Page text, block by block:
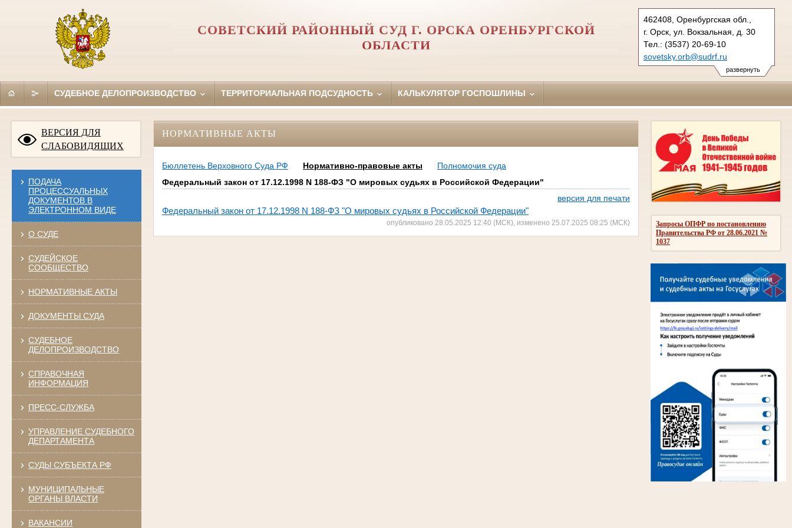
развернуть
462408, Оренбургская обл.,
г. Орск, ул. Вокзальная, д. 30
Тел.: (3537) 20-69-10
sovetsky.orb@sudrf.ru
СОВЕТСКИЙ РАЙОННЫЙ СУД Г. ОРСКА ОРЕНБУРГСКОЙ
ОБЛАСТИ
СУДЕБНОЕ ДЕЛОПРОИЗВОДСТВО ТЕРРИТОРИАЛЬНАЯ ПОДСУДНОСТЬ КАЛЬКУЛЯТОР ГОСПОШЛИНЫ
ВЕРСИЯ ДЛЯ
СЛАБОВИДЯЩИХ
ПОДАЧА
ПРОЦЕССУАЛЬНЫХ
ДОКУМЕНТОВ В
ЭЛЕКТРОННОМ ВИДЕ
О СУДЕ
СУДЕЙСКОЕ
СООБЩЕСТВО
НОРМАТИВНЫЕ АКТЫ
ДОКУМЕНТЫ СУДА
СУДЕБНОЕ
ДЕЛОПРОИЗВОДСТВО
СПРАВОЧНАЯ
ИНФОРМАЦИЯ
ПРЕСС-СЛУЖБА
УПРАВЛЕНИЕ СУДЕБНОГО
ДЕПАРТАМЕНТА
СУДЫ СУБЪЕКТА РФ
МУНИЦИПАЛЬНЫЕ
ОРГАНЫ ВЛАСТИ
ВАКАНСИИ
Запросы ОПФР по постановлению
Правительства РФ от 28.06.2021 №
1037
НОРМАТИВНЫЕ АКТЫ
Бюллетень Верховного Суда РФ Нормативно-правовые акты
Полномочия суда
Федеральный закон от 17.12.1998 N 188-ФЗ "О мировых судьях в Российской Федерации"
версия для печати
Федеральный закон от 17.12.1998 N 188-ФЗ "О мировых судьях в Российской Федерации"
опубликовано 28.05.2025 12:40 (МСК), изменено 25.07.2025 08:25 (МСК)